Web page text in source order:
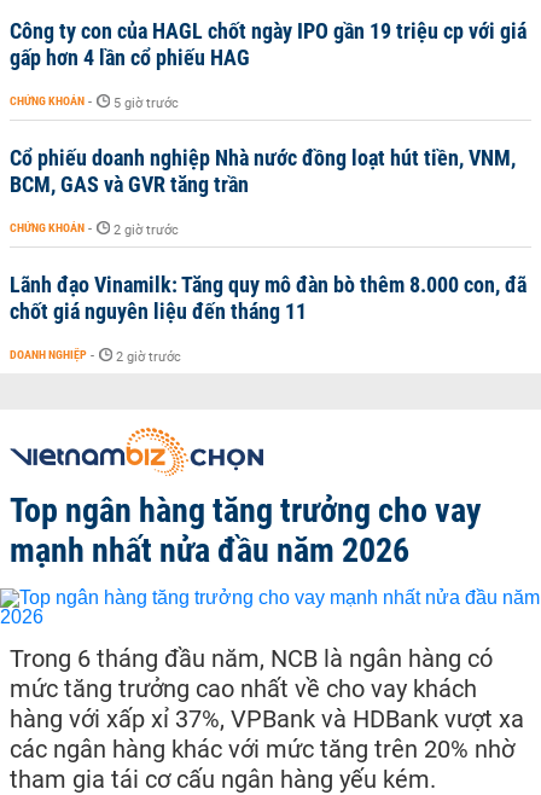
Công ty con của HAGL chốt ngày IPO gần 19 triệu cp với giá
gấp hơn 4 lần cổ phiếu HAG
CHỨNG KHOÁN - 5 giờ trước
Cổ phiếu doanh nghiệp Nhà nước đồng loạt hút tiền, VNM,
BCM, GAS và GVR tăng trần
CHỨNG KHOÁN - 2 giờ trước
Lãnh đạo Vinamilk: Tăng quy mô đàn bò thêm 8.000 con, đã
chốt giá nguyên liệu đến tháng 11
DOANH NGHIỆP - 2 giờ trước
Top ngân hàng tăng trưởng cho vay
mạnh nhất nửa đầu năm 2026
Trong 6 tháng đầu năm, NCB là ngân hàng có
mức tăng trưởng cao nhất về cho vay khách
hàng với xấp xỉ 37%, VPBank và HDBank vượt xa
các ngân hàng khác với mức tăng trên 20% nhờ
tham gia tái cơ cấu ngân hàng yếu kém.